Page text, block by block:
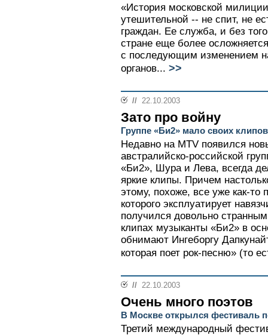
«История московской
утешительной -- не спит, не
граждан. Ее служба, и без
стране еще более
с последующим изменением
органов... >>
// 22.10.2003
Зато про войну
Группе «Би2» мало своих клипов
Недавно на MTV появился
австралийско-российской
«Би2», Шура и Лева, всегда
яркие клипы. Причем
этому, похоже, все уже как-то
которого эксплуатирует
получился довольно
клипах музыканты «Би2» в
обнимают Ингеборгу
которая поет рок-песню» (то
// 22.10.2003
Очень много поэтов
В Москве открылся фестиваль
Третий международный